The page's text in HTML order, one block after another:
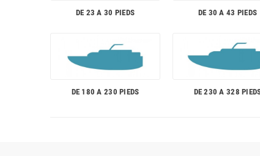
DE 23 A 30 PIEDS DE 30 A 43 PIEDS
DE 180 A 230 PIEDS DE 230 A 328